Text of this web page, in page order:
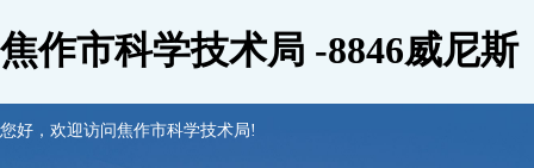
焦作市科学技术局 -8846威尼斯
您好，欢迎访问焦作市科学技术局!